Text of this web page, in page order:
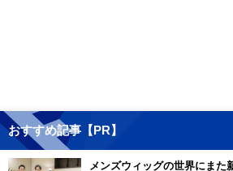
おすすめ記事【PR】
メンズウィッグの世界にまた